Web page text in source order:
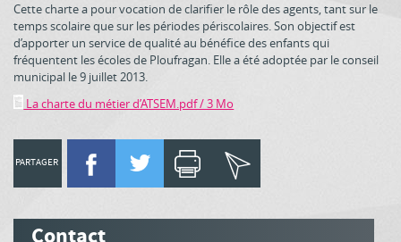
Cette charte a pour vocation de clarifier le rôle des agents, tant sur le
temps scolaire que sur les périodes périscolaires. Son objectif est
d’apporter un service de qualité au bénéfice des enfants qui
fréquentent les écoles de Ploufragan. Elle a été adoptée par le conseil
municipal le 9 juillet 2013.
La charte du métier d’ATSEM.pdf / 3 Mo
PARTAGER